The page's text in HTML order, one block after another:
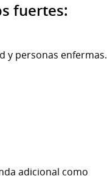
fuertes:
y personas enfermas.
adicional como